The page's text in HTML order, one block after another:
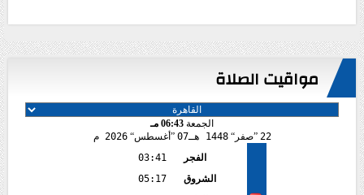
مواقيت الصلاة
الجمعة 06:43 مـ
22
صفر 1448 هـ 07 أغسطس 2026 م
الفجر
03:41
الشروق
05:17